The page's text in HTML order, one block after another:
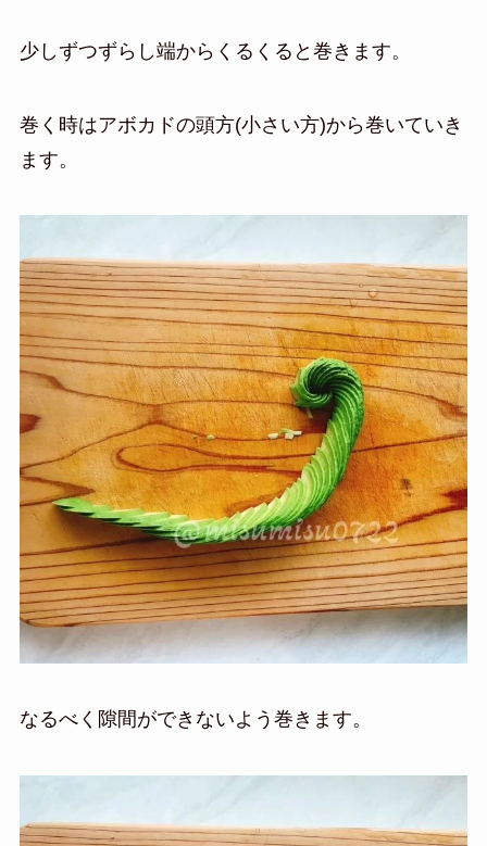
少しずつずらし端からくるくると巻きます。
巻く時はアボカドの頭方(小さい方)から巻いていき
ます。
なるべく隙間ができないよう巻きます。